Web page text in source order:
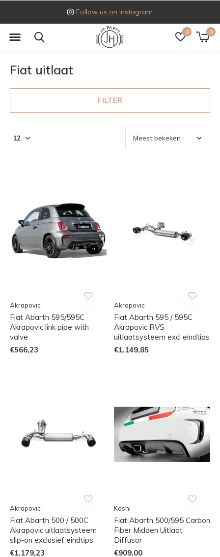
0 0
Follow us on Instagram
Fiat uitlaat
FILTER
Akrapovic
Fiat Abarth 595/595C
Akrapovic link pipe with
valve
€566,23
Akrapovic
Fiat Abarth 595 / 595C
Akrapovic RVS
uitlaatsysteem excl eindtips
€1.149,85
Akrapovic
Fiat Abarth 500 / 500C
Akrapovic uitlaatsysteem
slip-on exclusief eindtips
€1.179,23
Koshi
Fiat Abarth 500/595 Carbon
Fiber Midden Uitlaat
Diffusor
€909,00